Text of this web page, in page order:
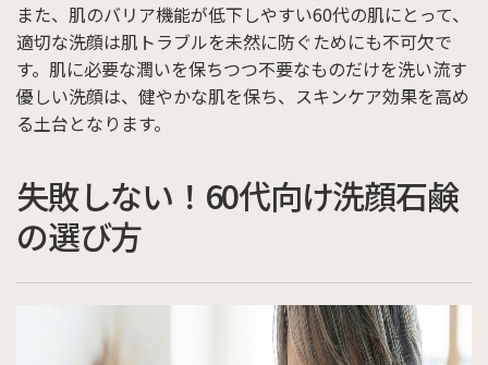
また、肌のバリア機能が低下しやすい60代の肌にとって、
適切な洗顔は肌トラブルを未然に防ぐためにも不可欠で
す。肌に必要な潤いを保ちつつ不要なものだけを洗い流す
優しい洗顔は、健やかな肌を保ち、スキンケア効果を高め
る土台となります。
失敗しない！60代向け洗顔石鹸
の選び方